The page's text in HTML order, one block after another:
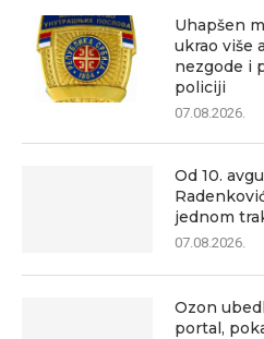
Uhapšen
ukrao više
nezgode i
policiji
07.08.2026.
Od 10.
jednom
07.08.2026.
Ozon
portal,